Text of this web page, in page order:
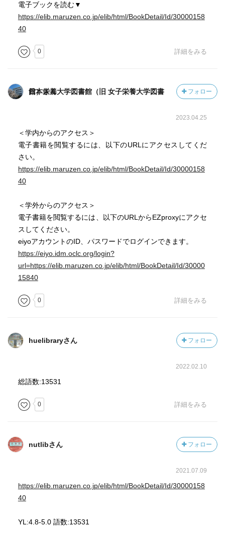
電子ブックを読む▼
https://elib.maruzen.co.jp/elib/html/BookDetail/Id/30000158
40
0 詳細をみる
日本栄養大学図書館（旧 女子栄養大学図書館）さん フォロー
2023.04.25
＜学内からのアクセス＞
電子書籍を閲覧するには、以下のURLにアクセスしてくだ
さい。
https://elib.maruzen.co.jp/elib/html/BookDetail/Id/30000158
40
＜学外からのアクセス＞
電子書籍を閲覧するには、以下のURLからEZproxyにアクセ
スしてください。
eiyoアカウントのID、パスワードでログインできます。
https://eiyo.idm.oclc.org/login?
url=https://elib.maruzen.co.jp/elib/html/BookDetail/Id/30000
15840
0 詳細をみる
huelibraryさん フォロー
2022.02.10
総語数:13531
0 詳細をみる
nutlibさん フォロー
2021.07.09
https://elib.maruzen.co.jp/elib/html/BookDetail/Id/30000158
40
YL:4.8-5.0 語数:13531